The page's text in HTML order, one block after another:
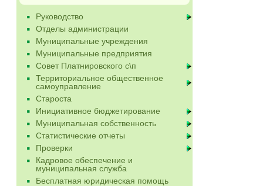
Руководство
Отделы администрации
Муниципальные учреждения
Муниципальные предприятия
Совет Платнировского с\п
Территориальное общественное
самоуправление
Староста
Инициативное бюджетирование
Муниципальная собственность
Статистические отчеты
Проверки
Кадровое обеспечение и
муниципальная служба
Бесплатная юридическая помощь